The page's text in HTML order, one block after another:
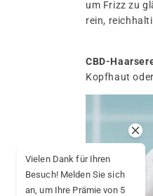
um Frizz zu
rein,
CBD-
Kopfhaut
Vielen Dank für Ihren
Besuch! Melden Sie sich
an, um Ihre Prämie von 5